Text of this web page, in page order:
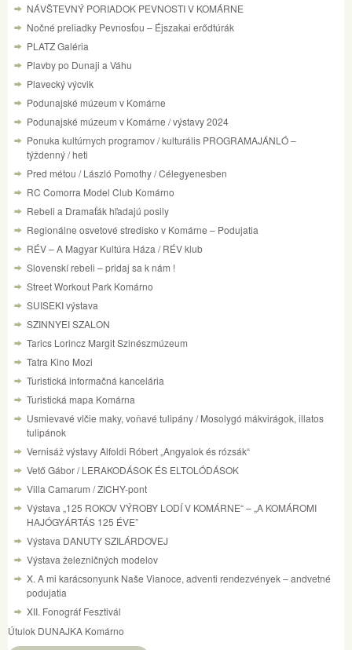
NÁVŠTEVNÝ PORIADOK PEVNOSTI V KOMÁRNE
Nočné preliadky Pevnosťou – Éjszakai erődtúrák
PLATZ Galéria
Plavby po Dunaji a Váhu
Plavecký výcvik
Podunajské múzeum v Komárne
Podunajské múzeum v Komárne / výstavy 2024
Ponuka kultúrnych programov / kulturális PROGRAMAJÁNLÓ –
týždenný / heti
Pred métou / László Pomothy / Célegyenesben
RC Comorra Model Club Komárno
Rebeli a Dramaťák hľadajú posily
Regionálne osvetové stredisko v Komárne – Podujatia
RÉV – A Magyar Kultúra Háza / RÉV klub
Slovenskí rebeli – pridaj sa k nám !
Street Workout Park Komárno
SUISEKI výstava
SZINNYEI SZALON
Tarics Lorincz Margit Szinészmúzeum
Tatra Kino Mozi
Turistická informačná kancelária
Turistická mapa Komárna
Usmievavé vlčie maky, voňavé tulipány / Mosolygó mákvirágok, illatos
tulipánok
Vernisáž výstavy Alfoldi Róbert „Angyalok és rózsák“
Vető Gábor / LERAKODÁSOK ÉS ELTOLÓDÁSOK
Villa Camarum / ZICHY-pont
Výstava „125 ROKOV VÝROBY LODÍ V KOMÁRNE“ – „A KOMÁROMI
HAJÓGYÁRTÁS 125 ÉVE”
Výstava DANUTY SZILÁRDOVEJ
Výstava železničných modelov
X. A mi karácsonyunk Naše Vianoce, adventi rendezvények – andvetné
podujatia
XII. Fonográf Fesztivál
Útulok DUNAJKA Komárno